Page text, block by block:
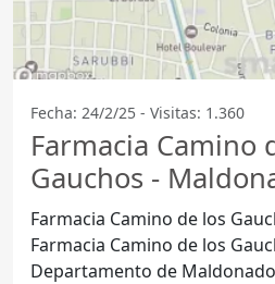
Fecha: 24/2/25 - Visitas: 1.360
Farmacia Camino
Gauchos -
Farmacia Camino de los
Farmacia Camino de los
Departamento de